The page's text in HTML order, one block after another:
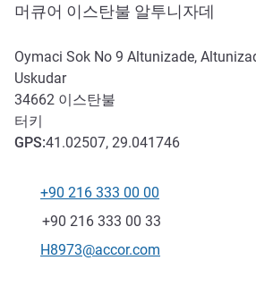
머큐어 이스탄불 알투니자데
Oymaci Sok No 9 Altunizade,
Uskudar
34662 이스탄불
터키
GPS:41.02507, 29.041746
전화
+90 216 333 00 00
팩스
+90 216 333 00 33
E-mail
H8973@accor.com